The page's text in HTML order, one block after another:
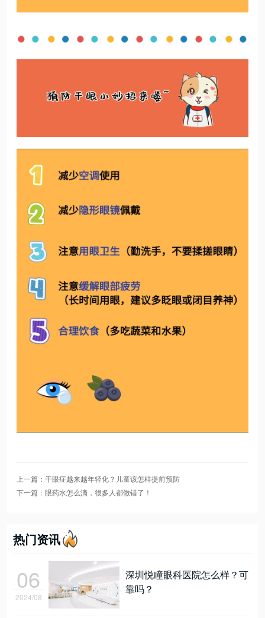
上一篇：干眼症越来越年轻化？儿童该怎样提前预防
下一篇：眼药水怎么滴，很多人都做错了！
热门资讯
06
2024/08
深圳悦瞳眼科医院怎么样？可
靠吗？